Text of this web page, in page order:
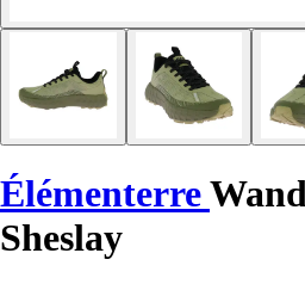
Élémenterre
Sheslay